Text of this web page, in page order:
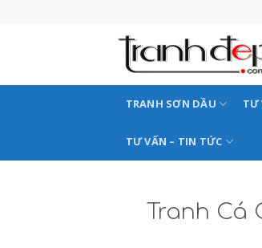
TRANH SƠN DẦU TƯ
TƯ VẤN – TIN TỨC
Tranh Cá